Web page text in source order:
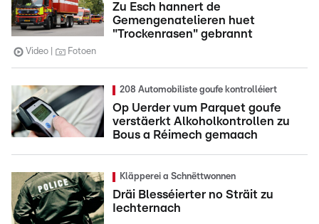
Zu Esch hannert de
Gemengenatelieren huet
"Trockenrasen" gebrannt
Video Fotoen
208 Automobiliste goufe kontrolléiert
Op Uerder vum Parquet goufe
verstäerkt Alkoholkontrollen zu
Bous a Réimech gemaach
Kläpperei a Schnëttwonnen
Dräi Blesséierter no Sträit zu
Iechternach